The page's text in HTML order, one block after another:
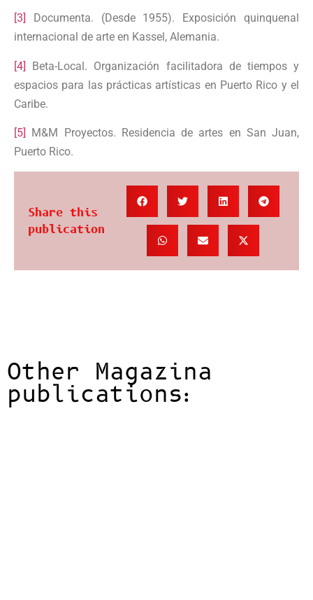
[3]
Documenta. (Desde 1955). Exposición quinquenal
internacional de arte en Kassel, Alemania.
[4]
Beta-Local. Organización facilitadora de tiempos y
espacios para las prácticas artísticas en Puerto Rico y el
Caribe.
[5]
M&M Proyectos. Residencia de artes en San Juan,
Puerto Rico.
Share this
publication
Other Magazina
publications: